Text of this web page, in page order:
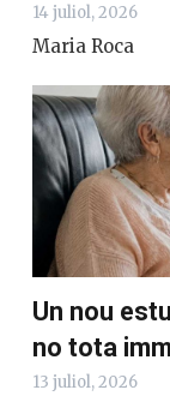
14 juliol, 2026
Maria Roca
Un nou
no tota
13 juliol, 2026